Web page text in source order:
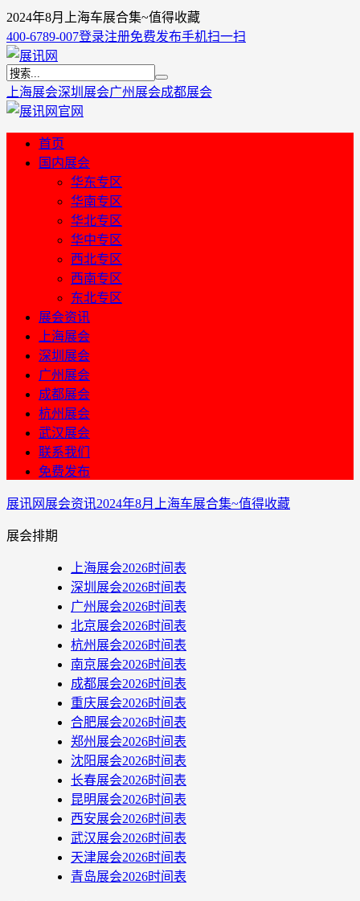
2024年8月上海车展合集~值得收藏
400-6789-007登录注册免费发布手机扫一扫
上海展会深圳展会广州展会成都展会
首页
国内展会
华东专区
华南专区
华北专区
华中专区
西北专区
西南专区
东北专区
展会资讯
上海展会
深圳展会
广州展会
成都展会
杭州展会
武汉展会
联系我们
免费发布
展讯网 展会资讯2024年8月上海车展合集~值得收藏
展会排期
上海展会2026时间表
深圳展会2026时间表
广州展会2026时间表
北京展会2026时间表
杭州展会2026时间表
南京展会2026时间表
成都展会2026时间表
重庆展会2026时间表
合肥展会2026时间表
郑州展会2026时间表
沈阳展会2026时间表
长春展会2026时间表
昆明展会2026时间表
西安展会2026时间表
武汉展会2026时间表
天津展会2026时间表
青岛展会2026时间表